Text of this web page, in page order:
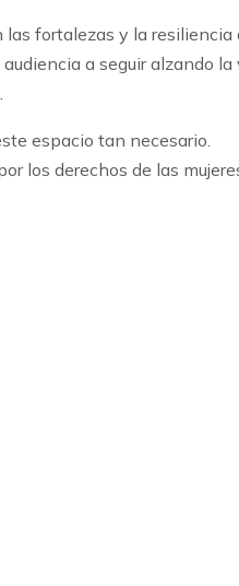
fortalezas y la resiliencia
a seguir alzando
espacio tan necesario.
los derechos de las